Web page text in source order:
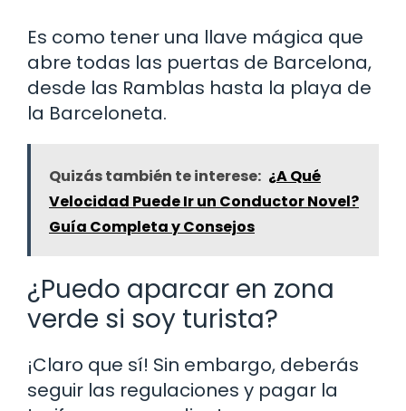
Es como tener una llave mágica que
abre todas las puertas de Barcelona,
desde las Ramblas hasta la playa de
la Barceloneta.
Quizás también te interese: ¿A Qué
Velocidad Puede Ir un Conductor Novel?
Guía Completa y Consejos
¿Puedo aparcar en zona
verde si soy turista?
¡Claro que sí! Sin embargo, deberás
seguir las regulaciones y pagar la